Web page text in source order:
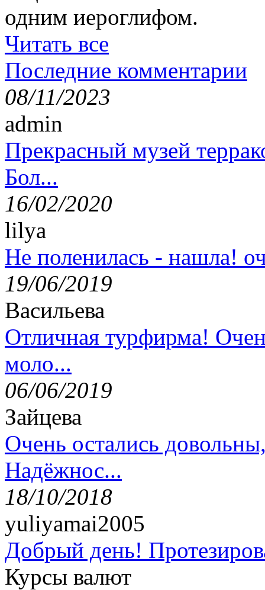
одним иероглифом.
Читать все
Последние комментарии
08/11/2023
admin
Прекрасный музей
Бол...
16/02/2020
lilya
Не поленилась - нашла!
19/06/2019
Васильева
Отличная турфирма!
моло...
06/06/2019
Зайцева
Очень остались
Надёжнос...
18/10/2018
yuliyamai2005
Добрый день!
Курсы валют